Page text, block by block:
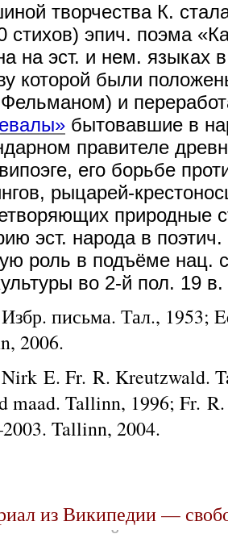
творчества К.
стихов) эпич. поэма
на эст. и нем. языках
которой были
и
бытовавшие в
правителе
его борьбе
рыцарей-
природные
эст. народа в
роль в подъёме нац.
во 2-й пол. 19 в.
пись­ма. Тал., 1953;
2006.
Nirk E. Fr. R. Kreutzwald.
maad. Tallinn, 1996; Fr.
Tallinn, 2004.
из Википедии —